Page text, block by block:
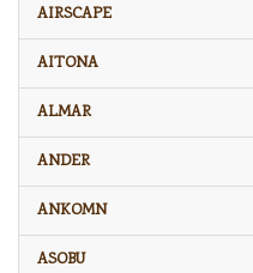
AIRSCAPE
AITONA
ALMAR
ANDER
ANKOMN
ASOBU